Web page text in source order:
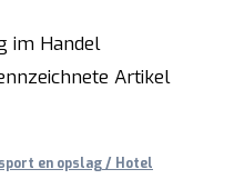
im Handel
Artikel
en opslag / Hotel